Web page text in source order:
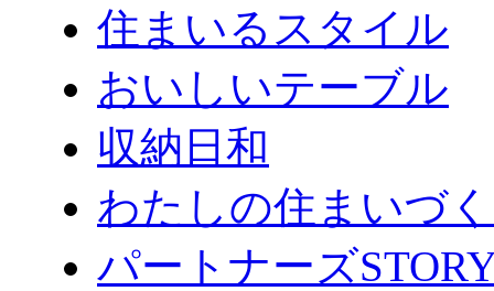
住まいるスタイル
おいしいテーブル
収納日和
わたしの住まいづ
パートナーズ